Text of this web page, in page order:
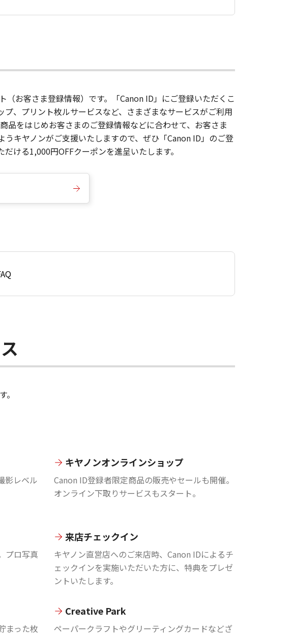
（お客さま登録情報）です。「Canon ID」にご登録いただくこ
、プリント枚ルサービスなど、さまざまなサービスがご利用
品をはじめお客さまのご登録情報などに合わせて、お客さま
キヤノンがご支援いたしますので、ぜひ「Canon ID」のご登
ける1,000円OFFクーポンを進呈いたします。
影レベル
キヤノンオンラインショップ
Canon ID登録者限定商品の販売やセールも開催。
オンライン下取りサービスもスタート。
プロ写真
来店チェックイン
キヤノン直営店へのご来店時、Canon IDによるチ
ェックインを実施いただいた方に、特典をプレゼ
ントいたします。
まった枚
Creative Park
ペーパークラフトやグリーティングカードなどざ